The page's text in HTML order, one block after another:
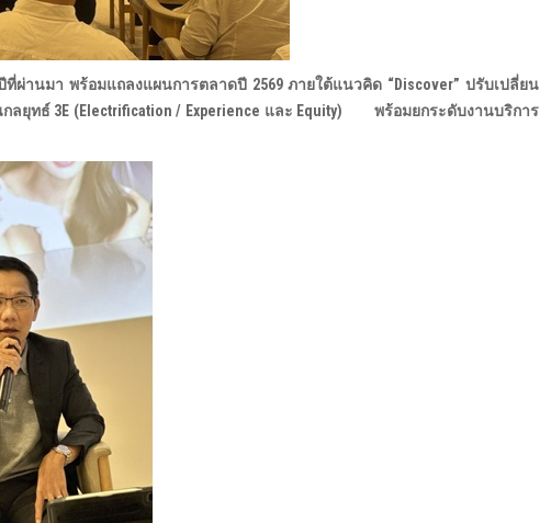
ที่ผ่านมา พร้อมแถลงแผนการตลาดปี 2569 ภายใต้แนวคิด “Discover” ปรับเปลี่ยน
ยุทธ์ 3E (Electrification / Experience และ Equity) พร้อมยกระดับงานบริการ